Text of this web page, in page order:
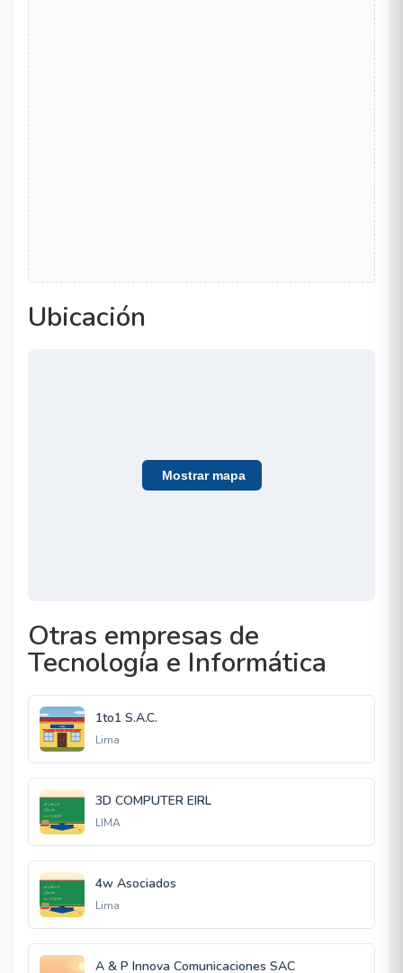
Ubicación
Mostrar mapa
Otras empresas de
Tecnología e Informática
1to1 S.A.C.
Lima
3D COMPUTER EIRL
LIMA
4w Asociados
Lima
A & P Innova Comunicaciones SAC